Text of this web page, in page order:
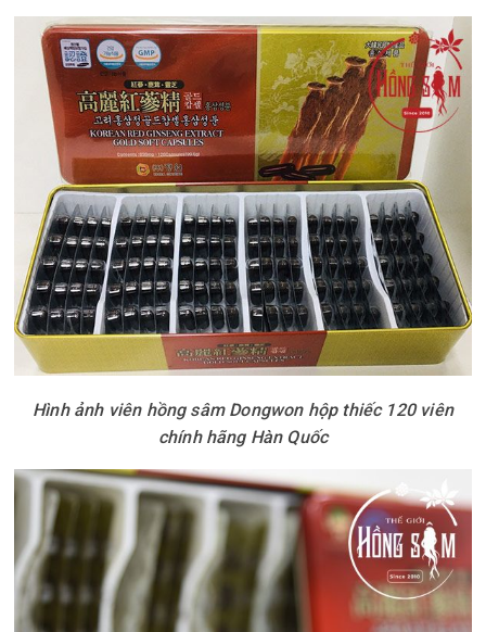
Hình ảnh viên hồng sâm Dongwon hộp thiếc 120 viên
chính hãng Hàn Quốc